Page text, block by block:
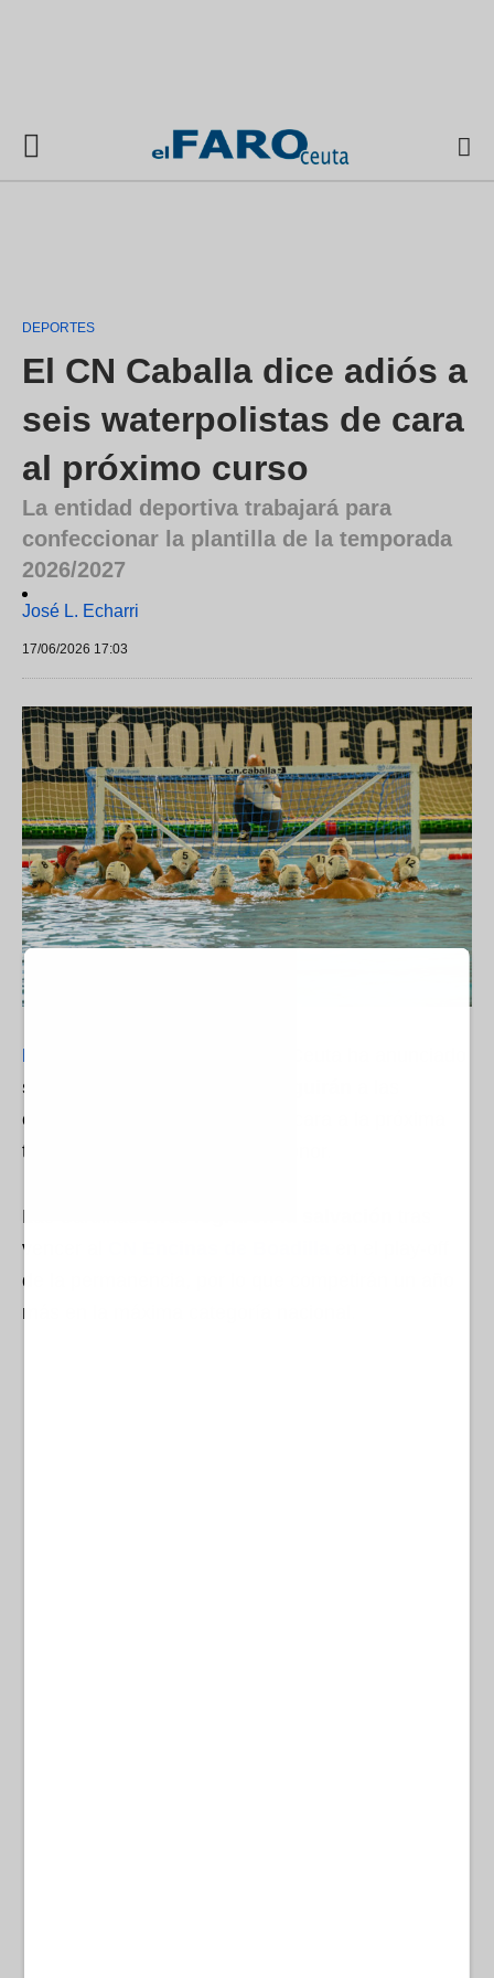
DEPORTES
El CN Caballa dice adiós a
seis waterpolistas de cara
al próximo curso
La entidad deportiva trabajará para
confeccionar la plantilla de la temporada
2026/2027
José L. Echarri
17/06/2026 17:03
El Club Natación Caballa
seis waterpolistas que no seguirán
órdenes de Peter Kubicsko de cara a la próxima
temporada en la División de Honor.
Las Sardinas vivas
vencer al
de la permanencia, por lo que competirán un año
más en la máxima categoría nacional.